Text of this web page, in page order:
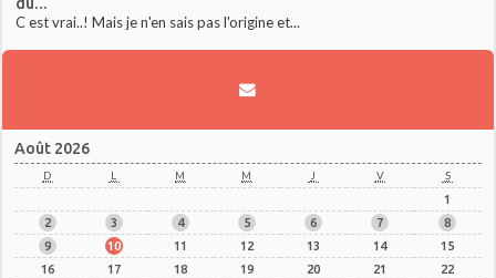
C est vrai..! Mais je n'en sais pas l'origine et...
Août 2026
D L M M J V S
1
2
3 4 5 6 7
8
9
10 11 12 13 14
15
16
17 18 19 20 21
22